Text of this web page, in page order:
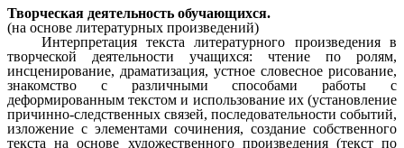
Творческая деятельность обучающихся.
(на основе литературных произведений)
Интерпретация текста литературного произведения в
творческой деятельности учащихся: чтение по ролям,
инсценирование, драматизация, устное словесное рисование,
знакомство с различными способами работы с
деформированным текстом и использование их (установление
причинно-следственных связей, последовательности событий,
изложение с элементами сочинения, создание собственного
текста на основе художественного произведения (текст по